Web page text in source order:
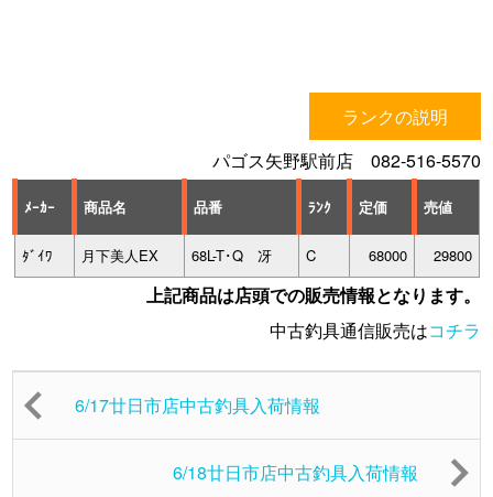
ランクの説明
パゴス矢野駅前店 082-516-5570
ﾒｰｶｰ 商品名 品番 ﾗﾝｸ 定価 売値
ﾀﾞｲﾜ 月下美人EX 68L-T･Q 冴 C 68000 29800
上記商品は店頭での販売情報となります。
中古釣具通信販売はコチラ
6/17廿日市店中古釣具入荷情報
6/18廿日市店中古釣具入荷情報